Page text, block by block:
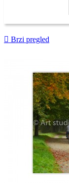
 Brzi pregled